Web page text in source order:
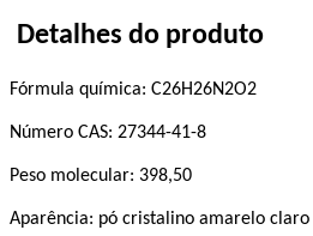
Detalhes do produto
Fórmula química: C26H26N2O2
Número CAS: 27344-41-8
Peso molecular: 398,50
Aparência: pó cristalino amarelo claro